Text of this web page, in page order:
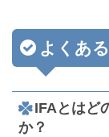
よくあ
IFAとはど
か？